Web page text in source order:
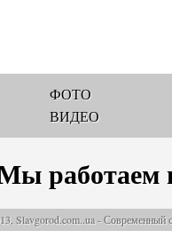
ФОТО
ВИДЕО
работаем
Slavgorod.com..ua - Современный